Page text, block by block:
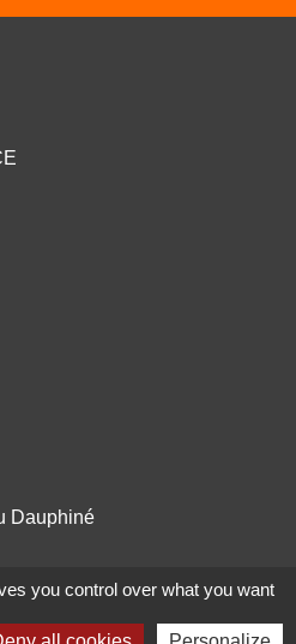
Dauphiné
Rhône Alpes
you control over what you want